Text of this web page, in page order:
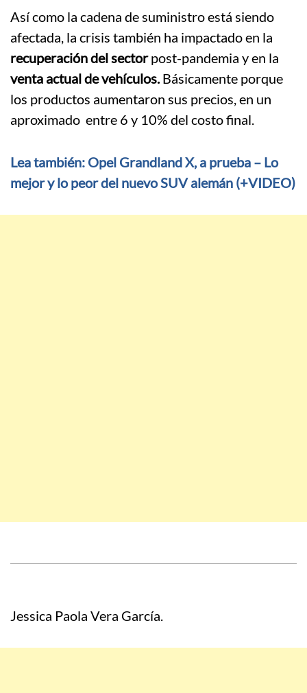
Así como la cadena de suministro está siendo
afectada, la crisis también ha impactado en la
recuperación del sectorpost-pandemia y en la
venta actual de vehículos. Básicamente porque
los productos aumentaron sus precios, en un
aproximado entre 6 y 10% del costo final.
Lea también: Opel Grandland X, a prueba – Lo
mejor y lo peor del nuevo SUV alemán (+VIDEO)
Jessica Paola Vera García.